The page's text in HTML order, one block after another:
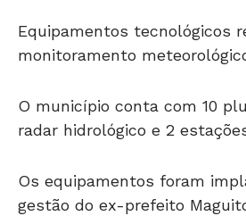
Equipamentos tecnológicos
monitoramento
O município conta com 10
radar hidrológico e 2
Os equipamentos foram
gestão do ex-prefeito